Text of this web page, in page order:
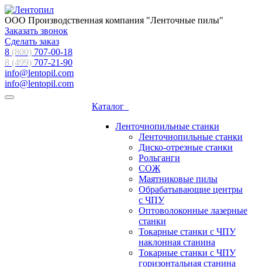
ООО Производственная компания "Ленточные пилы"
Заказать звонок
Сделать заказ
8 (800) 707-00-18
8 (499) 707-21-90
info@lentopil.com
info@lentopil.com
Каталог
Ленточнопильные станки
Ленточнопильные станки
Диско-отрезные станки
Рольганги
СОЖ
Маятниковые пилы
Обрабатывающие центры
с ЧПУ
Оптоволоконные лазерные
станки
Токарные станки с ЧПУ
наклонная станина
Токарные станки с ЧПУ
горизонтальная станина